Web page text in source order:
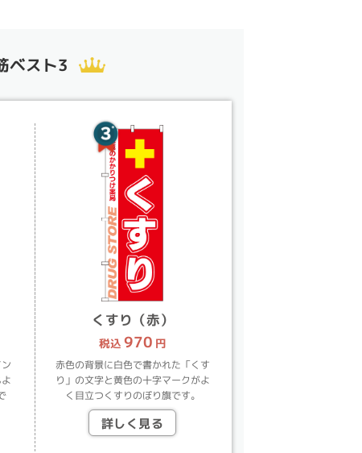
ベスト3
くすり（赤）
税込 970 円
赤色の背景に白色で書かれた「くす
り」の文字と黄色の十字マークがよ
く目立つくすりのぼり旗です。
詳しく見る